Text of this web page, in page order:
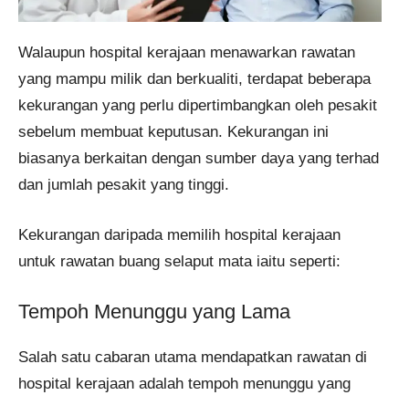
Walaupun hospital kerajaan menawarkan rawatan
yang mampu milik dan berkualiti, terdapat beberapa
kekurangan yang perlu dipertimbangkan oleh pesakit
sebelum membuat keputusan. Kekurangan ini
biasanya berkaitan dengan sumber daya yang terhad
dan jumlah pesakit yang tinggi.
Kekurangan daripada memilih hospital kerajaan
untuk rawatan buang selaput mata iaitu seperti:
Tempoh Menunggu yang Lama
Salah satu cabaran utama mendapatkan rawatan di
hospital kerajaan adalah tempoh menunggu yang